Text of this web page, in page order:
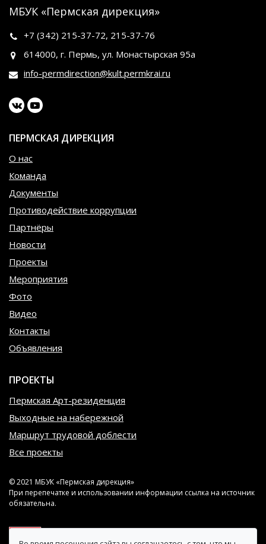
МБУК «Пермская дирекция»
+7 (342) 215-37-72, 215-37-76
614000, г. Пермь, ул. Монастырская 95а
info-permdirection@kult.permkrai.ru
ПЕРМСКАЯ ДИРЕКЦИЯ
О нас
Команда
Документы
Противодействие коррупции
Партнёры
Новости
Проекты
Мероприятия
Фото
Видео
Контакты
Объявления
ПРОЕКТЫ
Пермская Арт-резиденция
Выходные на набережной
Маршрут трудовой доблести
Все проекты
© 2021 МБУК «Пермская дирекция»
При перепечатке и использовании информации ссылка на источник
обязательна.